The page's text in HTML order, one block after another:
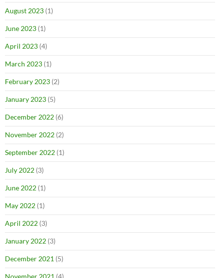
August 2023 (1)
June 2023 (1)
April 2023 (4)
March 2023 (1)
February 2023 (2)
January 2023 (5)
December 2022 (6)
November 2022 (2)
September 2022 (1)
July 2022 (3)
June 2022 (1)
May 2022 (1)
April 2022 (3)
January 2022 (3)
December 2021 (5)
November 2021 (4)